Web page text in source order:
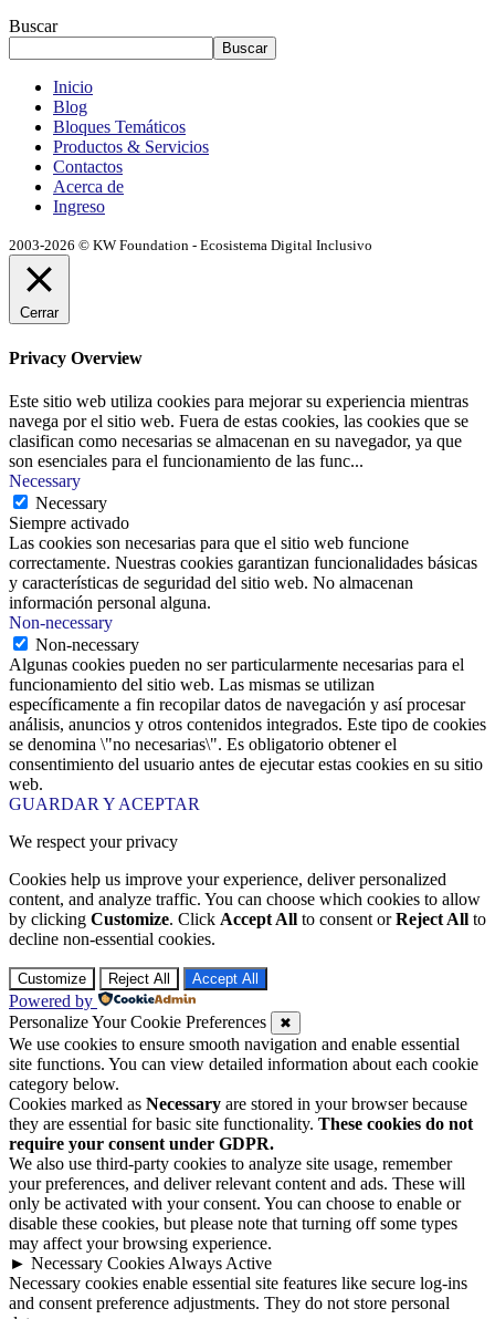
Buscar
Buscar
Inicio
Blog
Bloques Temáticos
Productos & Servicios
Contactos
Acerca de
Ingreso
2003-2026 © KW Foundation - Ecosistema Digital Inclusivo
Cerrar
Privacy Overview
Este sitio web utiliza cookies para mejorar su experiencia mientras
navega por el sitio web. Fuera de estas cookies, las cookies que se
clasifican como necesarias se almacenan en su navegador, ya que
son esenciales para el funcionamiento de las func...
Necessary
Necessary
Siempre activado
Las cookies son necesarias para que el sitio web funcione
correctamente. Nuestras cookies garantizan funcionalidades básicas
y características de seguridad del sitio web. No almacenan
información personal alguna.
Non-necessary
Non-necessary
Algunas cookies pueden no ser particularmente necesarias para el
funcionamiento del sitio web. Las mismas se utilizan
específicamente a fin recopilar datos de navegación y así procesar
análisis, anuncios y otros contenidos integrados. Este tipo de cookies
se denomina \"no necesarias\". Es obligatorio obtener el
consentimiento del usuario antes de ejecutar estas cookies en su sitio
web.
GUARDAR Y ACEPTAR
We respect your privacy
Cookies help us improve your experience, deliver personalized
content, and analyze traffic. You can choose which cookies to allow
by clicking Customize. Click Accept All to consent orReject All to
decline non-essential cookies.
Customize Reject All Accept All
Powered by
Personalize Your Cookie Preferences
✖
We use cookies to ensure smooth navigation and enable essential
site functions. You can view detailed information about each cookie
category below.
Cookies marked as Necessary are stored in your browser because
they are essential for basic site functionality. These cookies do not
require your consent under GDPR.
We also use third-party cookies to analyze site usage, remember
your preferences, and deliver relevant content and ads. These will
only be activated with your consent. You can choose to enable or
disable these cookies, but please note that turning off some types
may affect your browsing experience.
► Necessary Cookies Always Active
Necessary cookies enable essential site features like secure log-ins
and consent preference adjustments. They do not store personal